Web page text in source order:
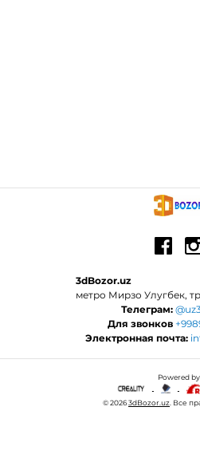
3dBozor.uz
метро Мирзо Улугбек,
Телеграм:
Для звонков
Электронная почта:
Powered by
© 20263dBozor.uz . Все